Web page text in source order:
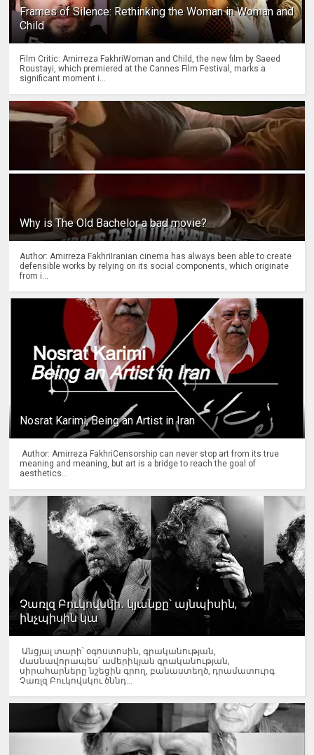
Frames of Silence: Rethinking the Woman in Woman and
Child
Film Critic: Amirreza FakhriWoman and Child, the new film by Saeed
Roustayi, which premiered at the Cannes Film Festival, marks a
significant moment i...
Why is The Old Bachelor a bad movie?
Author: Amirreza FakhriIranian cinema has always been able to create
defensible works by relying on its social components, which originate
from i...
Nosrat Karimi, Being an Artist in Iran
Author: Amirreza FakhriCensorship can never stop art from its true
meaning and meaning, but art is a bridge to reach the goal of
aesthetics...
Չառլզ Բուկովսկի․ կյանքը՝ այնպիսին,
ինչպիսին կա
Անցյալ տարի՝ օգոստոսին, գրականության,
մասնավորապես՝ ամերիկյան գրականության,
սիրահարները նշեցին գրող, բանաստեղծ, դրամատուրգ
Չառլզ Բուկովսկու ծննդ...